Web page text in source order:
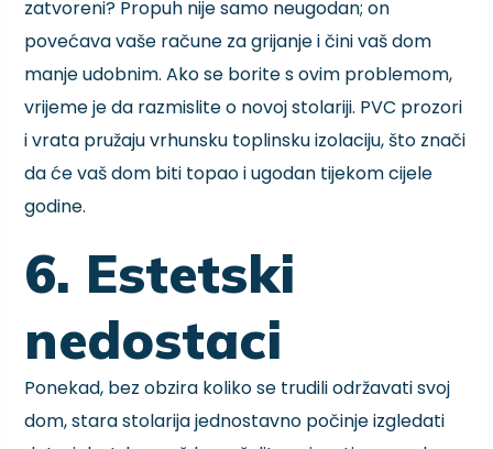
zatvoreni? Propuh nije samo neugodan; on
povećava vaše račune za grijanje i čini vaš dom
manje udobnim. Ako se borite s ovim problemom,
vrijeme je da razmislite o novoj stolariji. PVC prozori
i vrata pružaju vrhunsku toplinsku izolaciju, što znači
da će vaš dom biti topao i ugodan tijekom cijele
godine.
6. Estetski
nedostaci
Ponekad, bez obzira koliko se trudili održavati svoj
dom, stara stolarija jednostavno počinje izgledati